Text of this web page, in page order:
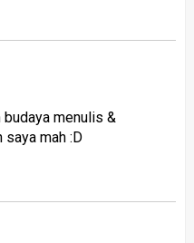
menulis &
saya mah :D